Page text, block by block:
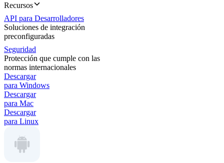
Recursos
API para Desarrolladores
Soluciones de integración
preconfiguradas
Seguridad
Protección que cumple con las
normas internacionales
Descargar
para Windows
Descargar
para Mac
Descargar
para Linux